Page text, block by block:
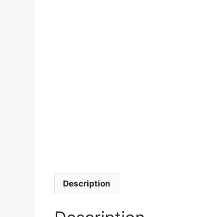
Description